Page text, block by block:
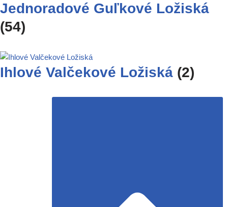
Jednoradové Guľkové Ložiská
(54)
Ihlové Valčekové Ložiská (2)